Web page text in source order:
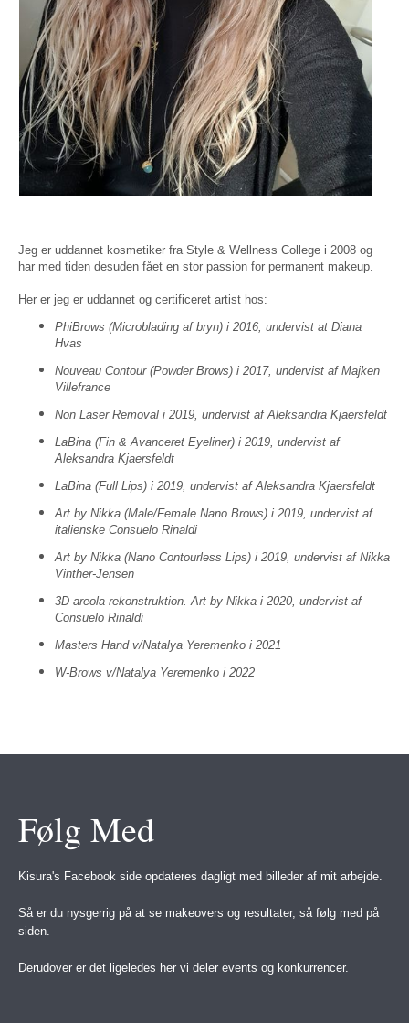
Jeg er uddannet kosmetiker fra Style & Wellness College i 2008 og
har med tiden desuden fået en stor passion for permanent makeup.
Her er jeg er uddannet og certificeret artist hos:
PhiBrows (Microblading af bryn) i 2016, undervist at Diana
Hvas
Nouveau Contour (Powder Brows) i 2017, undervist af Majken
Villefrance
Non Laser Removal i 2019, undervist af Aleksandra Kjaersfeldt
LaBina (Fin & Avanceret Eyeliner) i 2019, undervist af
Aleksandra Kjaersfeldt
LaBina (Full Lips) i 2019, undervist af Aleksandra Kjaersfeldt
Art by Nikka (Male/Female Nano Brows) i 2019, undervist af
italienske Consuelo Rinaldi
Art by Nikka (Nano Contourless Lips) i 2019, undervist af Nikka
Vinther-Jensen
3D areola rekonstruktion. Art by Nikka i 2020, undervist af
Consuelo Rinaldi
Masters Hand v/Natalya Yeremenko i 2021
W-Brows v/Natalya Yeremenko i 2022
Følg Med
Kisura's Facebook side opdateres dagligt med billeder af mit arbejde.
Så er du nysgerrig på at se makeovers og resultater, så følg med på
siden.
Derudover er det ligeledes her vi deler events og konkurrencer.